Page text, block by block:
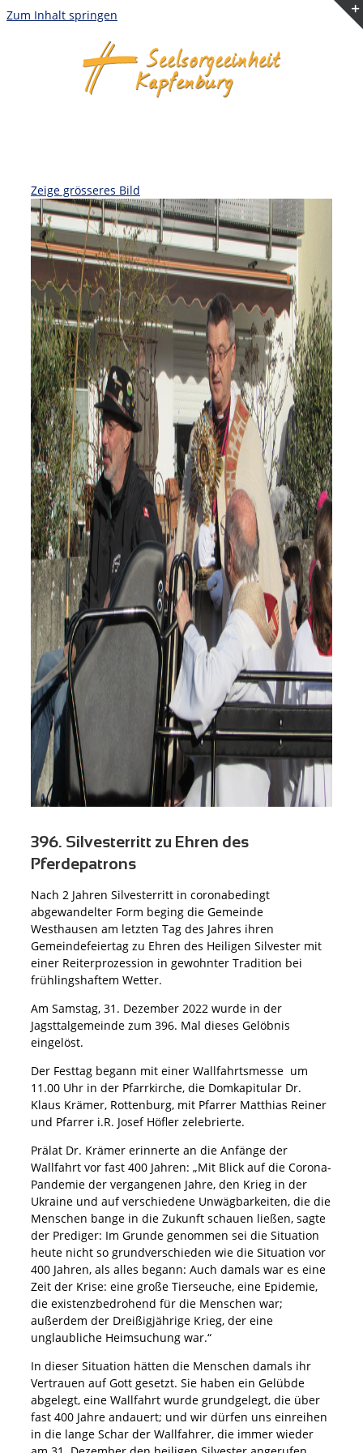
Zum Inhalt springen
Zeige grösseres Bild
396. Silvesterritt zu Ehren des
Pferdepatrons
Nach 2 Jahren Silvesterritt in coronabedingt
abgewandelter Form beging die Gemeinde
Westhausen am letzten Tag des Jahres ihren
Gemeindefeiertag zu Ehren des Heiligen Silvester mit
einer Reiterprozession in gewohnter Tradition bei
frühlingshaftem Wetter.
Am Samstag, 31. Dezember 2022 wurde in der
Jagsttalgemeinde zum 396. Mal dieses Gelöbnis
eingelöst.
Der Festtag begann mit einer Wallfahrtsmesse um
11.00 Uhr in der Pfarrkirche, die Domkapitular Dr.
Klaus Krämer, Rottenburg, mit Pfarrer Matthias Reiner
und Pfarrer i.R. Josef Höfler zelebrierte.
Prälat Dr. Krämer erinnerte an die Anfänge der
Wallfahrt vor fast 400 Jahren: „Mit Blick auf die Corona-
Pandemie der vergangenen Jahre, den Krieg in der
Ukraine und auf verschiedene Unwägbarkeiten, die die
Menschen bange in die Zukunft schauen ließen, sagte
der Prediger: Im Grunde genommen sei die Situation
heute nicht so grundverschieden wie die Situation vor
400 Jahren, als alles begann: Auch damals war es eine
Zeit der Krise: eine große Tierseuche, eine Epidemie,
die existenzbedrohend für die Menschen war;
außerdem der Dreißigjährige Krieg, der eine
unglaubliche Heimsuchung war.“
In dieser Situation hätten die Menschen damals ihr
Vertrauen auf Gott gesetzt. Sie haben ein Gelübde
abgelegt, eine Wallfahrt wurde grundgelegt, die über
fast 400 Jahre andauert; und wir dürfen uns einreihen
in die lange Schar der Wallfahrer, die immer wieder